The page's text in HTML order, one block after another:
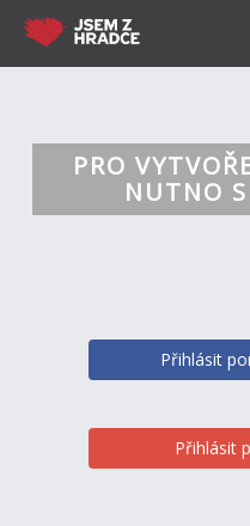
PRO
NUTNO
Přihlásit
Přihlásit